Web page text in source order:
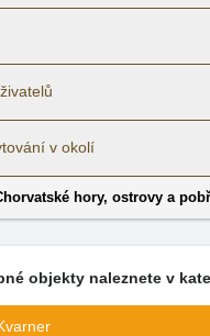
v okolí
hory, ostrovy a
objekty naleznete v